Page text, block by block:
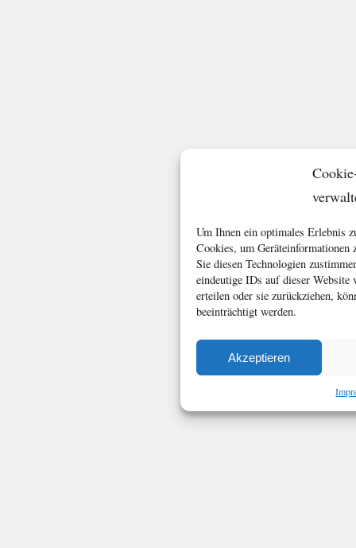
Um Ihnen ein optimales Erlebnis
Cookies, um Geräteinformationen
Sie diesen Technologien
eindeutige IDs auf dieser
erteilen oder sie zurückziehen,
beeinträchtigt werden.
Akzeptieren